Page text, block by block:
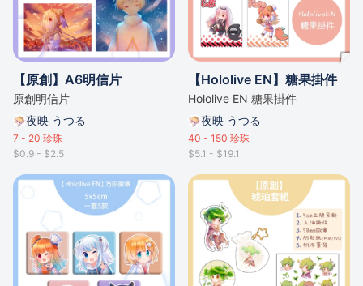
【原創】A6明信片
原創明信片
夜映 うつる
7 - 20 珍珠
$0.9 - $2.5
【Hololive EN】糖果掛件
Hololive EN 糖果掛件
夜映 うつる
40 - 150 珍珠
$5.1 - $19.1